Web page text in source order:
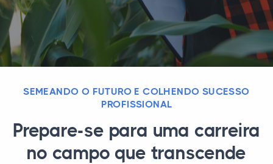
SEMEANDO O FUTURO E COLHENDO SUCESSO
PROFISSIONAL
Prepare-se para uma carreira
no campo que transcende